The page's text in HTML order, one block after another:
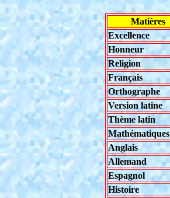
Matières
Excellence
Honneur
Religion
Français
Orthographe
Version latine
Thème latin
Mathématiques
Anglais
Allemand
Espagnol
Histoire